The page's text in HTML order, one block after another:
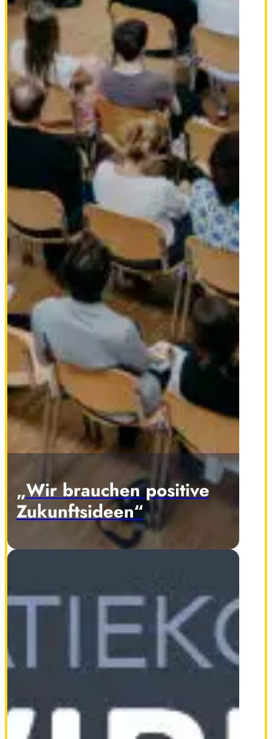
„Wir brauchen positive
Zukunftsideen“